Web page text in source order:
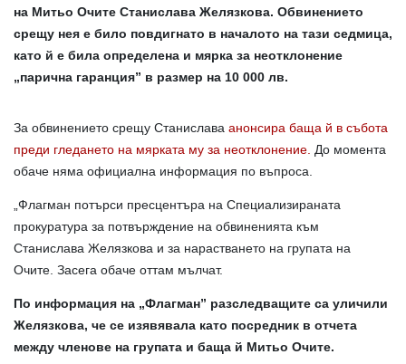
на Митьо Очите Станислава Желязкова. Обвинението
срещу нея е било повдигнато в началото на тази седмица,
като й е била определена и мярка за неотклонение
„парична гаранция” в размер на 10 000 лв.
За обвинението срещу Станислава анонсира баща й в събота
преди гледането на мярката му за неотклонение. До момента
обаче няма официална информация по въпроса.
„Флагман потърси пресцентъра на Специализираната
прокуратура за потвърждение на обвиненията към
Станислава Желязкова и за нарастването на групата на
Очите. Засега обаче оттам мълчат.
По информация на „Флагман” разследващите са уличили
Желязкова, че се изявявала като посредник в отчета
между членове на групата и баща й Митьо Очите.